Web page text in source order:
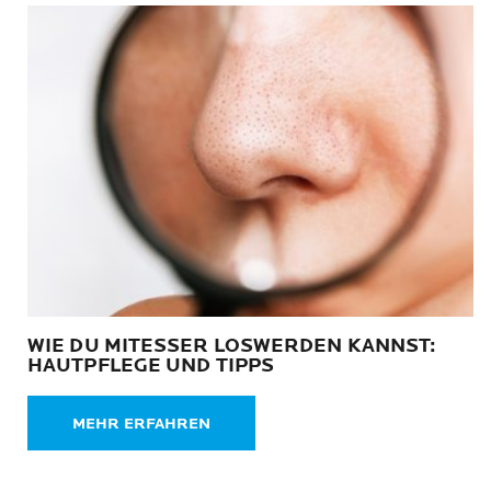
WIE DU MITESSER LOSWERDEN KANNST:
HAUTPFLEGE UND TIPPS
MEHR ERFAHREN